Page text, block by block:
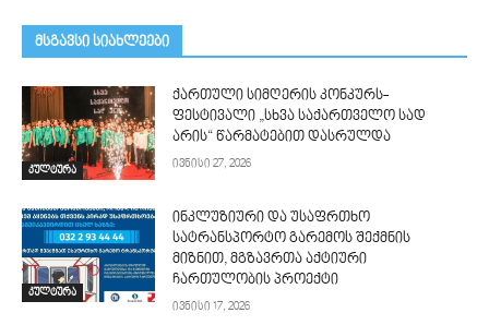
მსგავსი სიახლეები
კულტურა
ქართული სიმღერის კონკურს-
ფესტივალი „სხვა საქართველო სად
არის“ წარმატებით დასრულდა
ივნისი 27, 2026
კულტურა
ინკლუზიური და უსაფრთხო
სატრანსპორტო გარემოს შექმნის
მიზნით, მგზავრთა აქტიური
ჩართულობის პროექტი
ივნისი 17, 2026